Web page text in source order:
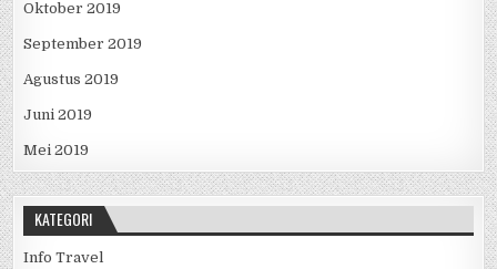
November 2019
Oktober 2019
September 2019
Agustus 2019
Juni 2019
Mei 2019
KATEGORI